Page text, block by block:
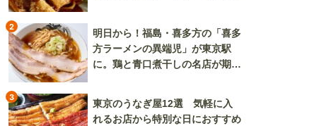
2
明日から！福島・喜多方の「喜多
方ラーメンの異端児」が東京駅
に。鶏と青口煮干しの名店が期間
3
東京のうなぎ屋12選 気軽に入
れるお店から特別な日におすすめ